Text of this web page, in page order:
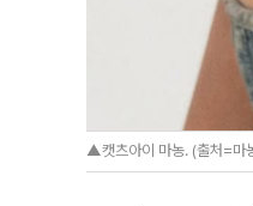
▲캣츠아이 마농. (출처=마